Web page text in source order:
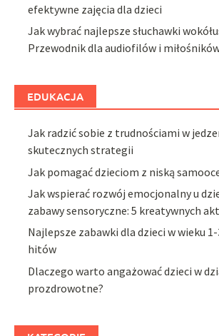
efektywne zajęcia dla dzieci
Jak wybrać najlepsze słuchawki
Przewodnik dla audiofilów i
EDUKACJA
Jak radzić sobie z trudnościami w
skutecznych strategii
Jak pomagać dzieciom z niską
Jak wspierać rozwój emocjonalny u
zabawy sensoryczne: 5 kreatywnych
Najlepsze zabawki dla dzieci w wieku
hitów
Dlaczego warto angażować dzieci w
prozdrowotne?